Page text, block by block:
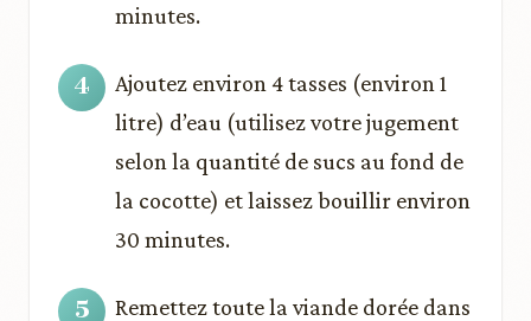
minutes.
Ajoutez environ 4 tasses (environ 1
litre) d’eau (utilisez votre jugement
selon la quantité de sucs au fond de
la cocotte) et laissez bouillir environ
30 minutes.
Remettez toute la viande dorée dans